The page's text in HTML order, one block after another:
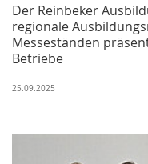
Der Reinbeker
regionale
Messeständen
Betriebe
25.09.2025